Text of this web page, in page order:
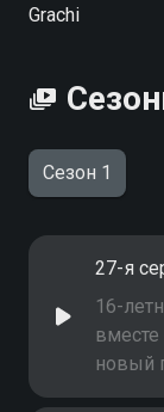
Grachi
Сезон 1
27-я
16-
новый